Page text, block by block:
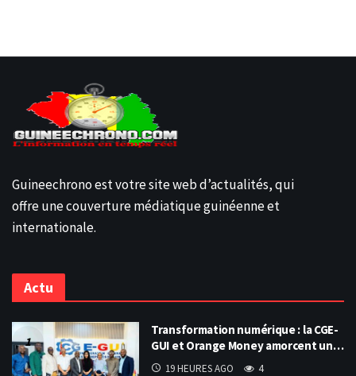
Guineechrono est votre site web d’actualités, qui
offre une couverture médiatique guinéenne et
internationale.
Actu
Transformation numérique : la CGE-
GUI et Orange Money amorcent un…
19 HEURES AGO 4